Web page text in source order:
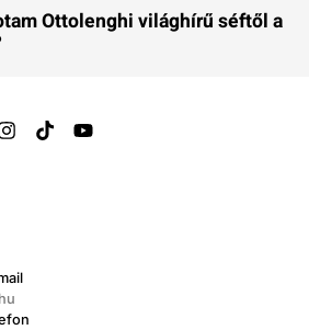
Ottolenghi világhírű séftől a